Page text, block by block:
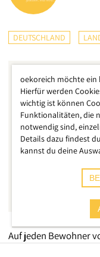
DEUTSCHLAND
Auf jeden Bewohner
Schweine. 18
oekoreich möchte
Hierfür werden
wichtig ist können
Funktionalitäten, die
notwendig sind,
Details dazu findest
kannst du deine